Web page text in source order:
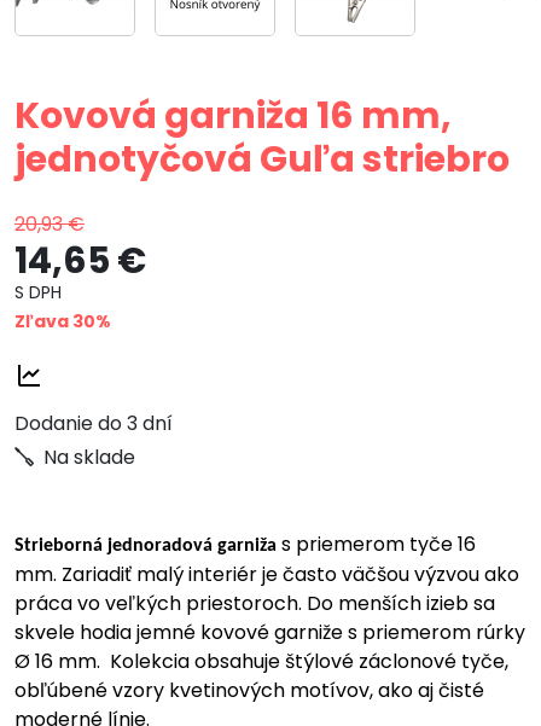
Kovová garniža 16 mm,
jednotyčová Guľa striebro
20,93 €
14,65 €
S DPH
Zľava 30%
Dodanie do 3 dní
Na sklade
Strieborná jednoradová garniža s priemerom tyče 16
mm. Zariadiť malý interiér je často väčšou výzvou ako
práca vo veľkých priestoroch. Do menších izieb sa
skvele hodia jemné kovové garniže s priemerom rúrky
Ø 16 mm. Kolekcia obsahuje štýlové záclonové tyče,
obľúbené vzory kvetinových motívov, ako aj čisté
moderné línie.